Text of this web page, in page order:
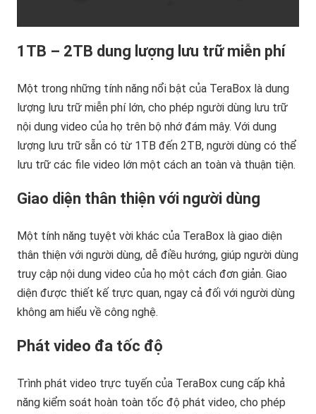
1TB – 2TB dung lượng lưu trữ miễn phí
Một trong những tính năng nổi bật của TeraBox là dung
lượng lưu trữ miễn phí lớn, cho phép người dùng lưu trữ
nội dung video của họ trên bộ nhớ đám mây. Với dung
lượng lưu trữ sẵn có từ 1TB đến 2TB, người dùng có thể
lưu trữ các file video lớn một cách an toàn và thuận tiện.
Giao diện thân thiện với người dùng
Một tính năng tuyệt vời khác của TeraBox là giao diện
thân thiện với người dùng, dễ điều hướng, giúp người dùng
truy cập nội dung video của họ một cách đơn giản. Giao
diện được thiết kế trực quan, ngay cả đối với người dùng
không am hiểu về công nghệ.
Phát video đa tốc độ
Trình phát video trực tuyến của TeraBox cung cấp khả
năng kiểm soát hoàn toàn tốc độ phát video, cho phép